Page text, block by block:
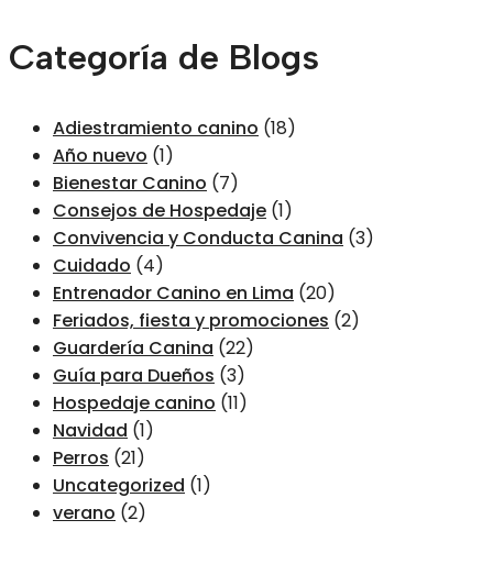
Categoría de Blogs
Adiestramiento canino (18)
Año nuevo (1)
Bienestar Canino (7)
Consejos de Hospedaje (1)
Convivencia y Conducta Canina (3)
Cuidado (4)
Entrenador Canino en Lima (20)
Feriados, fiesta y promociones (2)
Guardería Canina (22)
Guía para Dueños (3)
Hospedaje canino (11)
Navidad (1)
Perros (21)
Uncategorized (1)
verano (2)